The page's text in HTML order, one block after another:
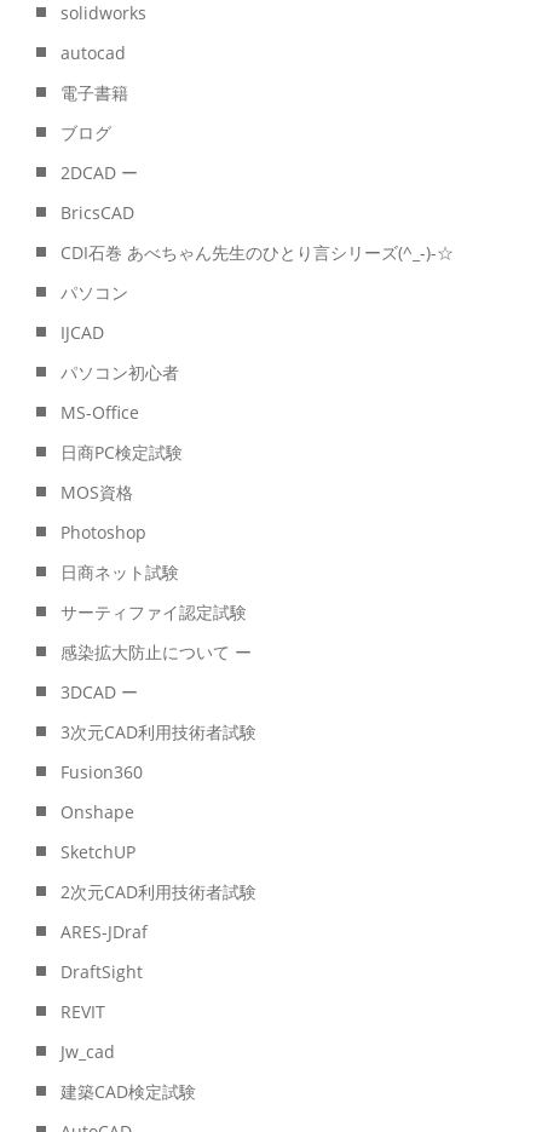
solidworks
autocad
電子書籍
ブログ
2DCAD ー
BricsCAD
CDI石巻 あべちゃん先生のひとり言シリーズ(^_-)-☆
パソコン
IJCAD
パソコン初心者
MS-Office
日商PC検定試験
MOS資格
Photoshop
日商ネット試験
サーティファイ認定試験
感染拡大防止について ー
3DCAD ー
3次元CAD利用技術者試験
Fusion360
Onshape
SketchUP
2次元CAD利用技術者試験
ARES-JDraf
DraftSight
REVIT
Jw_cad
建築CAD検定試験